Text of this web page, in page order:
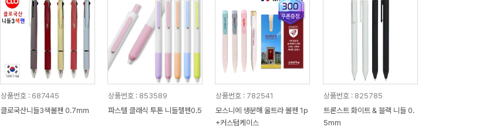
상품번호 : 687445
클로국산니들3색볼펜 0.7mm
상품번호 : 853589
파스텔 클래식 투톤 니들젤펜0.5
상품번호 : 782541
모스니에 생분해 울트라 볼펜 1p
+커스텀케이스
상품번호 : 825785
트론스트 화이트 & 블랙 니들 0.
5mm